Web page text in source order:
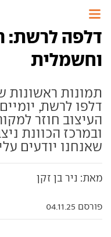
דלפה לרשת:
וחשמלית
תמונות ראשונות
דלפו לרשת,
העיצוב חוזר
ובמרכז הכוונת
שאנחנו יודעים
מאת: ניר בן זקן
פורסם 04.11.25